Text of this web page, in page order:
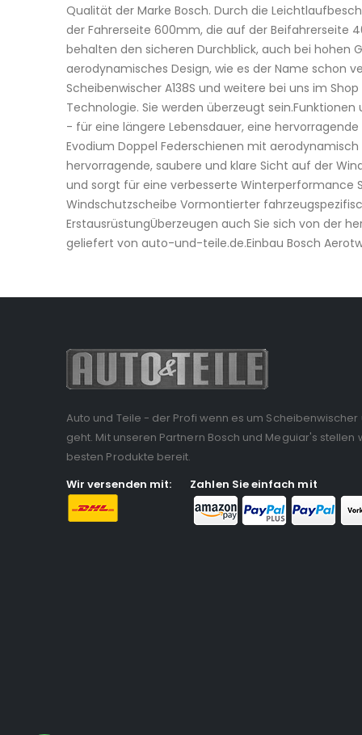
Qualität der Marke Bosch. Durch die
der Fahrerseite 600mm, die auf der Beifahrerseite
behalten den sicheren Durchblick, auch bei hohen
aerodynamisches Design, wie es der Name schon
Scheibenwischer A138S und weitere bei uns im
Technologie. Sie werden überzeugt
- für eine längere Lebensdauer, eine
Evodium Doppel Federschienen mit
hervorragende, saubere und klare Sicht auf der
und sorgt für eine verbesserte Winterperformance
Windschutzscheibe Vormontierter
ErstausrüstungÜberzeugen auch Sie sich von der
geliefert von auto-und-teile.de.Einbau Bosch
Auto und Teile - der Profi wenn es um
geht. Mit unseren Partnern Bosch und Meguiar's stellen
besten Produkte bereit.
Wir versenden mit:
Zahlen Sie einfach mit